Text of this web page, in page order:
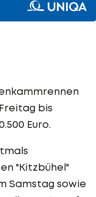
bis
Euro.
"Kitzbühel"
Samstag sowie